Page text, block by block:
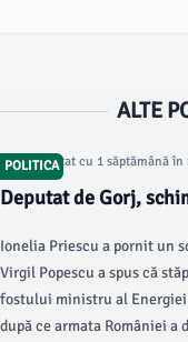
ALTE
POLITICA
Articol postat cu 1 săptămână în
Deputat de Gorj,
plictisitor”
Ionelia Priescu a pornit un
Virgil Popescu a spus că
fostului ministru al
după ce armata României a